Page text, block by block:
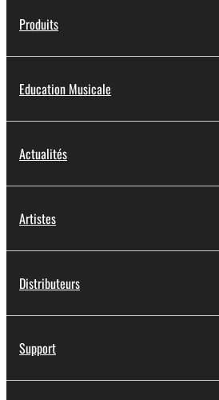
Produits
Education Musicale
Actualités
Artistes
Distributeurs
Support